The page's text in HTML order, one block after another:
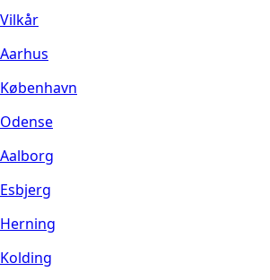
Vilkår
Aarhus
København
Odense
Aalborg
Esbjerg
Herning
Kolding